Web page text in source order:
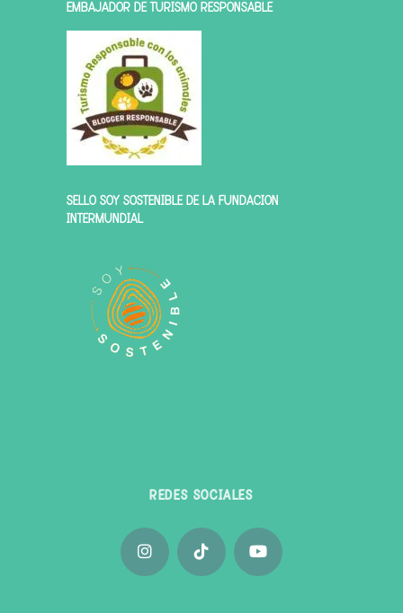
EMBAJADOR DE TURISMO RESPONSABLE
SELLO SOY SOSTENIBLE DE LA FUNDACIÓN
INTERMUNDIAL
REDES SOCIALES